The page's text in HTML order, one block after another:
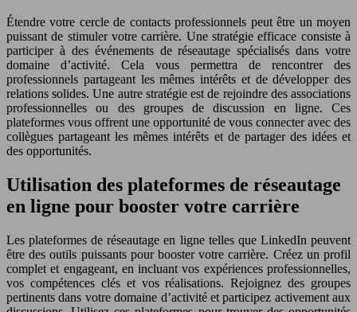
Étendre votre cercle de contacts professionnels peut être un moyen
puissant de stimuler votre carrière. Une stratégie efficace consiste à
participer à des événements de réseautage spécialisés dans votre
domaine d’activité. Cela vous permettra de rencontrer des
professionnels partageant les mêmes intérêts et de développer des
relations solides. Une autre stratégie est de rejoindre des associations
professionnelles ou des groupes de discussion en ligne. Ces
plateformes vous offrent une opportunité de vous connecter avec des
collègues partageant les mêmes intérêts et de partager des idées et
des opportunités.
Utilisation des plateformes de réseautage
en ligne pour booster votre carrière
Les plateformes de réseautage en ligne telles que LinkedIn peuvent
être des outils puissants pour booster votre carrière. Créez un profil
complet et engageant, en incluant vos expériences professionnelles,
vos compétences clés et vos réalisations. Rejoignez des groupes
pertinents dans votre domaine d’activité et participez activement aux